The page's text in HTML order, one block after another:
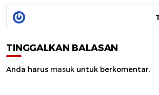
TINGGALKAN BALASAN
Anda harus masuk untuk berkomentar.